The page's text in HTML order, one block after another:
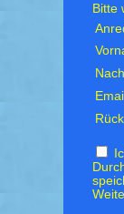
Bitte